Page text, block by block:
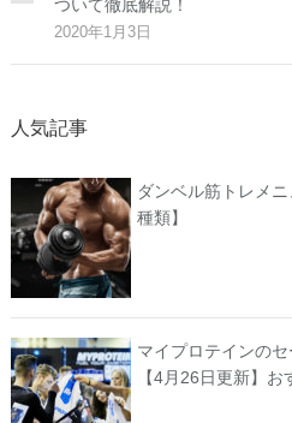
ついて徹底解説！
2020年1月3日
人気記事
ダンベル筋トレメ
種類】
マイプロテインの
【4月26日更新】